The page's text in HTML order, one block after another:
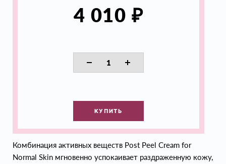
4 010 ₽
КУПИТЬ
Комбинация активных веществ Post Peel Cream for
Normal Skin мгновенно успокаивает раздраженную кожу,